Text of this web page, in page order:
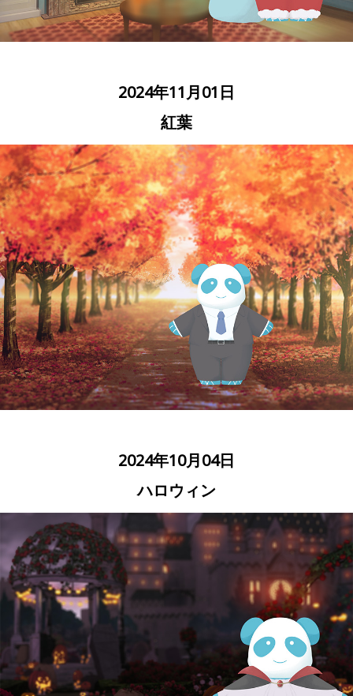
2024年11月01日
紅葉
2024年10月04日
ハロウィン